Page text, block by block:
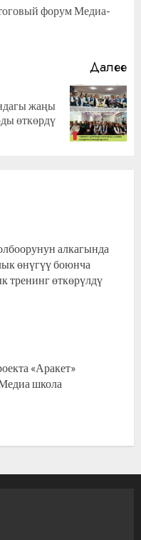
форум Медиа-
Далее
жаңы
өткөрдү
алкагында
өнүгүү боюнча
тренинг өткөрүлдү
«Аракет»
школа